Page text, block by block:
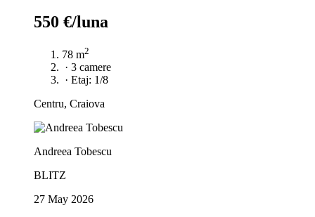
550 €/luna
78 m2
· 3 camere
· Etaj: 1/8
Centru, Craiova
Andreea Tobescu
BLITZ
27 May 2026